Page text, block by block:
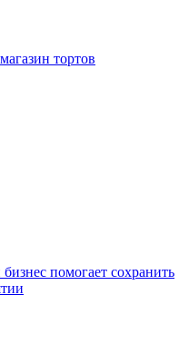
тортов
помогает сохранить